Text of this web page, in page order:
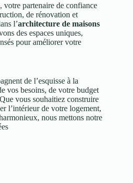
, votre partenaire de confiance
de rénovation et
l’architecture de maisons
des espaces uniques,
pour améliorer votre
de l’esquisse à la
vos besoins, de votre budget
vous souhaitiez construire
l’intérieur de votre logement,
nous mettons notre